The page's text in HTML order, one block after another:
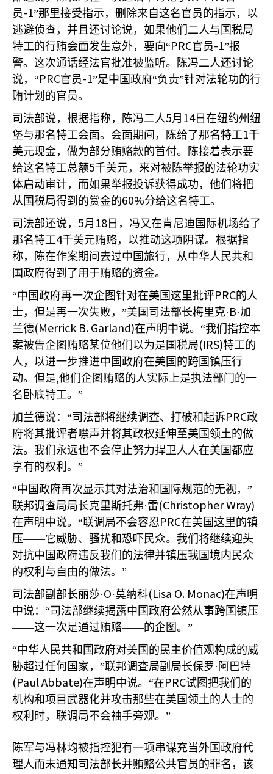
员-1”那里接受指示，删除来自这名官员的指示，以
逃避侦查，并且还讨论说，如果他们二人与国税局
特工的行贿会面发生意外，要向“PRC官员-1”报
警。这次通话经法官批准被监听。陈冯二人还讨论
说，“PRC官员-1”是中国政府“负责”针对法轮功的行
贿计划的官员。
司法部说，根据指称，陈冯二人5月 14日在纽约州纽
堡与那名特工会面。会面期间，陈给了那名特工1千
美元现金，做为部分贿赂款的首付。陈接着表示要
给这名特工总额5千美元，来对被陈举报的法轮功实
体启动审计，而如果举报投诉获得成功，他们将把
从国税局得到的赏金的60%分给这名特工。
司法部还说， 5月 18 日，冯又在肯尼迪国际机场给了
那名特工4千美元贿赂，以推动这项阴谋。根据指
称，陈在作案期间去过中国旅行，从中华人民共和
国政府得到了用于贿赂的资金。
“中国政府再一次企图针对在美国这里批评PRC的人
士，但是再一次失败，”美国司法部长梅里克· B·加
兰德(Merrick B. Garland)在声明中说。“我们指控本
案被告企图贿赂某位他们以为是国税局(IRS)特工的
人，以进一步推进中国政府在美国的跨国镇压行
动。但是,他们企图贿赂的人实际上是执法部门的一
名卧底特工。”
加兰德说：“司法部将继续调查、打破和起诉PRC政
府将其批评者噤声并将其政权延伸至美国领土的做
法。我们永远也不会停止努力捍卫人人在美国都应
享有的权利。”
“中国政府再次显示其对法治和国际规范的无视，”
联邦调查局局长克里斯托弗·雷(Christopher Wray)
在声明中说。“联调局不会容忍PRC在美国这里的镇
压——它威胁、骚扰和恐吓民众。我们将继续迎头
对抗中国政府违反我们的法律并镇压我国境内民众
的权利与自由的做法。”
司法部副部长丽莎·O·莫纳科(Lisa O. Monac)在声明
中说：“司法部继续揭露中国政府公然从事跨国镇压
——这一次是通过贿赂——的企图。”
“中华人民共和国政府对美国的民主价值观构成的威
胁超过任何国家，”联邦调查局副局长保罗·阿巴特
(Paul Abbate)在声明中说。“在PRC试图把我们的
机构和项目武器化并攻击那些在美国领土的人士的
权利时，联调局不会袖手旁观。”
陈军与冯林均被指控犯有一项串谋充当外国政府代
理人而未通知司法部长并贿赂公共官员的罪名，该